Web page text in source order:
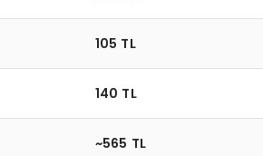
105 TL
140 TL
~565 TL